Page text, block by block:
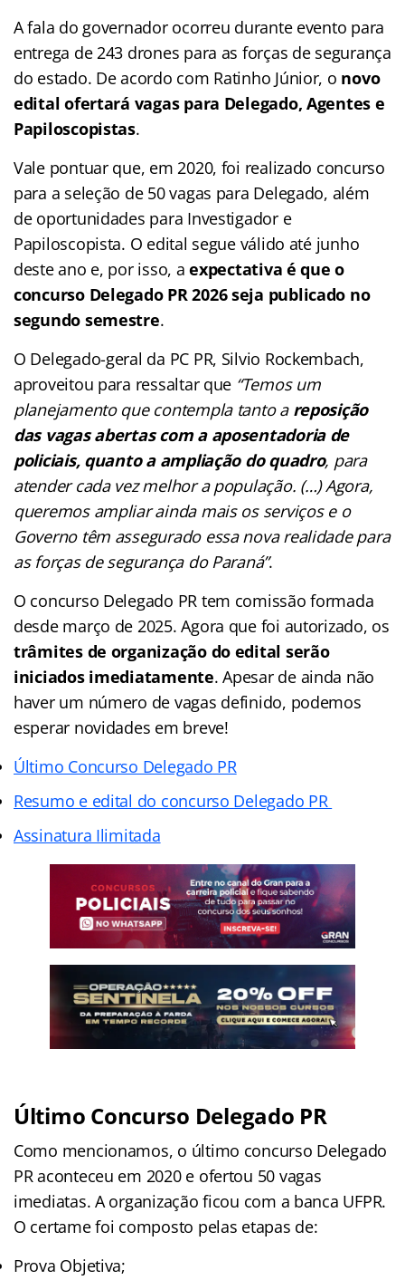
A fala do governador ocorreu durante evento para
entrega de 243 drones para as forças de segurança
do estado. De acordo com Ratinho Júnior, o novo
edital ofertará vagas para Delegado, Agentes e
Papiloscopistas.
Vale pontuar que, em 2020, foi realizado concurso
para a seleção de 50 vagas para Delegado, além
de oportunidades para Investigador e
Papiloscopista. O edital segue válido até junho
deste ano e, por isso, aexpectativa é que o
concurso Delegado PR 2026 seja publicado no
segundo semestre.
O Delegado-geral da PC PR, Silvio Rockembach,
aproveitou para ressaltar que “Temos um
planejamento que contempla tanto a reposição
das vagas abertas com a aposentadoria de
policiais, quanto a ampliação do quadro, para
atender cada vez melhor a população. (…) Agora,
queremos ampliar ainda mais os serviços e o
Governo têm assegurado essa nova realidade para
as forças de segurança do Paraná”.
O concurso Delegado PR tem comissão formada
desde março de 2025. Agora que foi autorizado, os
trâmites de organização do edital serão
iniciados imediatamente. Apesar de ainda não
haver um número de vagas definido, podemos
esperar novidades em breve!
Último Concurso Delegado PR
Resumo e edital do concurso Delegado PR
Assinatura Ilimitada
Último Concurso Delegado PR
Como mencionamos, o último concurso Delegado
PR aconteceu em 2020 e ofertou 50 vagas
imediatas. A organização ficou com a banca UFPR.
O certame foi composto pelas etapas de:
Prova Objetiva;